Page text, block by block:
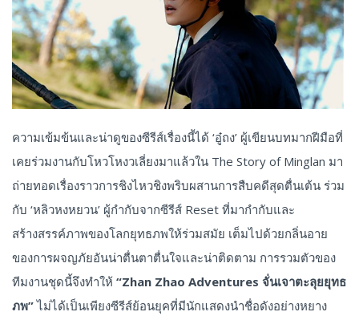
ความเข้มข้นและน่าดูของซีรีส์เรื่องนี้ได้ ‘อู๋ถง’ ผู้เขียนบทมากฝีมือที่
เคยร่วมงานกับโหวโหงวเลี่ยงมาแล้วใน The Story of Minglan มา
ถ่ายทอดเรื่องราวการชิงไหวชิงพริบผสานการสืบคดีสุดตื่นเต้น ร่วม
กับ ‘หลิวหงหยวน’ ผู้กำกับจากซีรีส์ Reset ที่มากำกับและ
สร้างสรรค์ภาพของโลกยุทธภพให้ร่วมสมัย เต็มไปด้วยกลิ่นอาย
ของการผจญภัยอันน่าตื่นตาตื่นใจและน่าติดตาม การรวมตัวของ
ทีมงานชุดนี้จึงทำให้ “Zhan Zhao Adventures จั่นเจาตะลุยยุทธ
ภพ”ไม่ได้เป็นเพียงซีรีส์ย้อนยุคที่มีนักแสดงนำชื่อดังอย่างหยาง